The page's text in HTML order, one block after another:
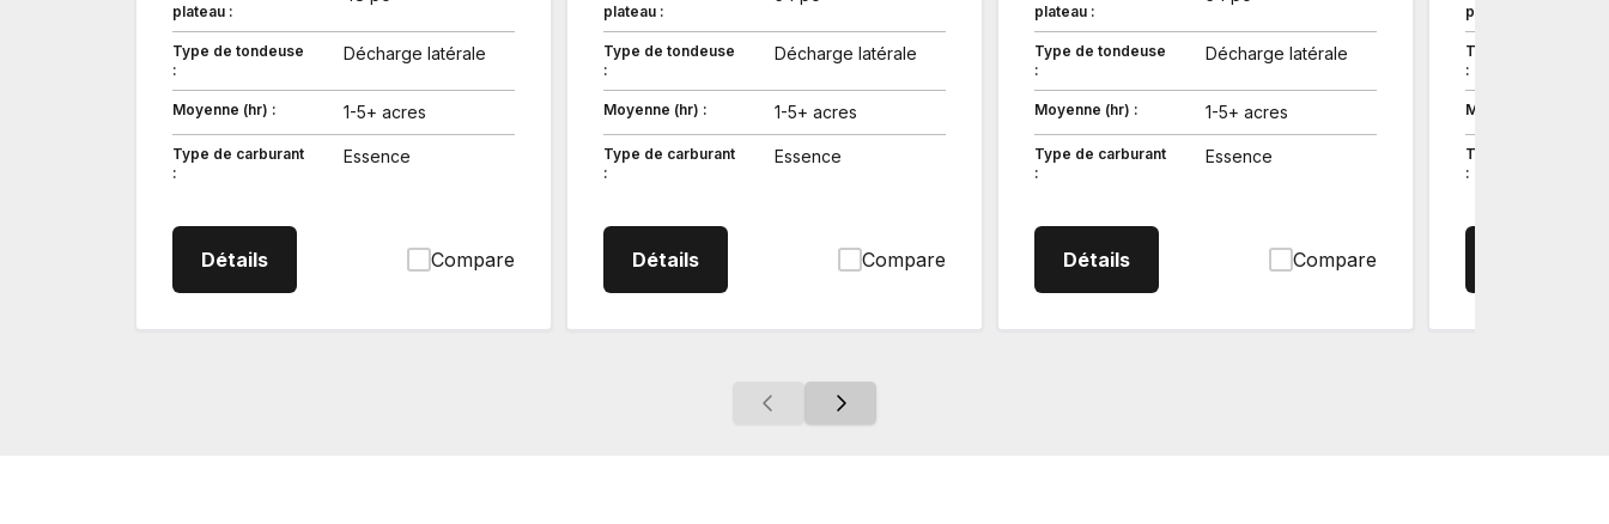
plateau :
Type de tondeuse
:
Décharge latérale
Moyenne (hr) : 1-5+ acres
Type de carburant
:
Essence
DétailsZ724XKW348 Tondeuse à rayon de braquage nul
Compare
plateau :
Type de tondeuse
:
Décharge latérale
Moyenne (hr) : 1-5+ acres
Type de carburant
:
Essence
DétailsZ724KH354 Tondeuse à rayon de braquage nul
Compare
plateau :
Type de tondeuse
:
Décharge latérale
Moyenne (hr) : 1-5+ acres
Type de carburant
:
Essence
DétailsZ724XKW354 Tondeuse à rayon de braquage nul
Compare
plateau :
Type de tondeuse
:
Moyenne (hr) :
Type de carburant
: